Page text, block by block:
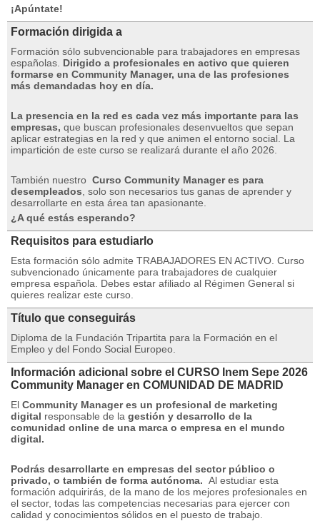
¡Apúntate!
Formación dirigida a
Formación sólo subvencionable para trabajadores en empresas
españolas. Dirigido a profesionales en activo que quieren
formarse en Community Manager, una de las profesiones
más demandadas hoy en día.
La presencia en la red es cada vez más importante para las
empresas, que buscan profesionales desenvueltos que sepan
aplicar estrategias en la red y que animen el entorno social. La
impartición de este curso se realizará durante el año 2026.
También nuestro Curso Community Manager es para
desempleados , solo son necesarios tus ganas de aprender y
desarrollarte en esta área tan apasionante.
¿A qué estás esperando?
Requisitos para estudiarlo
Esta formación sólo admite TRABAJADORES EN ACTIVO. Curso
subvencionado únicamente para trabajadores de cualquier
empresa española. Debes estar afiliado al Régimen General si
quieres realizar este curso.
Título que conseguirás
Diploma de la Fundación Tripartita para la Formación en el
Empleo y del Fondo Social Europeo.
Información adicional sobre el CURSO Inem Sepe 2026
Community Manager en COMUNIDAD DE MADRID
El Community Manager es un profesional de marketing
digital responsable de la gestión y desarrollo de la
comunidad online de una marca o empresa en el mundo
digital.
Podrás desarrollarte en empresas del sector público o
privado, o también de forma autónoma. Al estudiar esta
formación adquirirás, de la mano de los mejores profesionales en
el sector, todas las competencias necesarias para ejercer con
calidad y conocimientos sólidos en el puesto de trabajo.